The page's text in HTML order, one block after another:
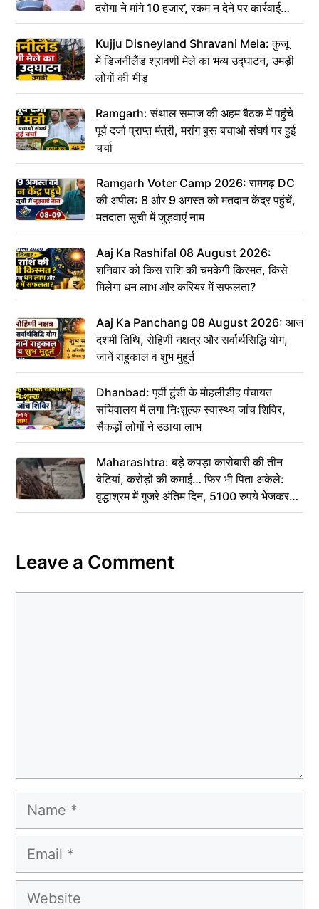
दरोगा ने मांगे 10 हजार’, रकम न देने पर कार्रवाई
ठंडी!
Kujju Disneyland Shravani Mela: कुजू
में डिजनीलैंड श्रावणी मेले का भव्य उद्घाटन, उमड़ी
लोगों की भीड़
Ramgarh: संथाल समाज की अहम बैठक में पहुंचे
पूर्व दर्जा प्राप्त मंत्री, मरांग बुरू बचाओ संघर्ष पर हुई
चर्चा
Ramgarh Voter Camp 2026: रामगढ़ DC
की अपील: 8 और 9 अगस्त को मतदान केंद्र पहुंचें,
मतदाता सूची में जुड़वाएं नाम
Aaj Ka Rashifal 08 August 2026:
शनिवार को किस राशि की चमकेगी किस्मत, किसे
मिलेगा धन लाभ और करियर में सफलता?
Aaj Ka Panchang 08 August 2026: आज
दशमी तिथि, रोहिणी नक्षत्र और सर्वार्थसिद्धि योग,
जानें राहुकाल व शुभ मुहूर्त
Dhanbad: पूर्वी टुंडी के मोहलीडीह पंचायत
सचिवालय में लगा निःशुल्क स्वास्थ्य जांच शिविर,
सैकड़ों लोगों ने उठाया लाभ
Maharashtra: बड़े कपड़ा कारोबारी की तीन
बेटियां, करोड़ों की कमाई… फिर भी पिता अकेले:
वृद्धाश्रम में गुजरे अंतिम दिन, 5100 रुपये भेजकर
कहा– अंतिम संस्कार कर दीजिए हम नहीं आ पाएंगे
Leave a Comment
Name
Email
Website